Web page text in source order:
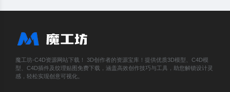
魔工坊-C4D资源网站下载！ 3D创作者的资源宝库！提供优质3D模型、C4D模
型、C4D插件及纹理贴图免费下载，涵盖高效创作技巧与工具，助您解锁设计灵
感，轻松实现创意可视化。